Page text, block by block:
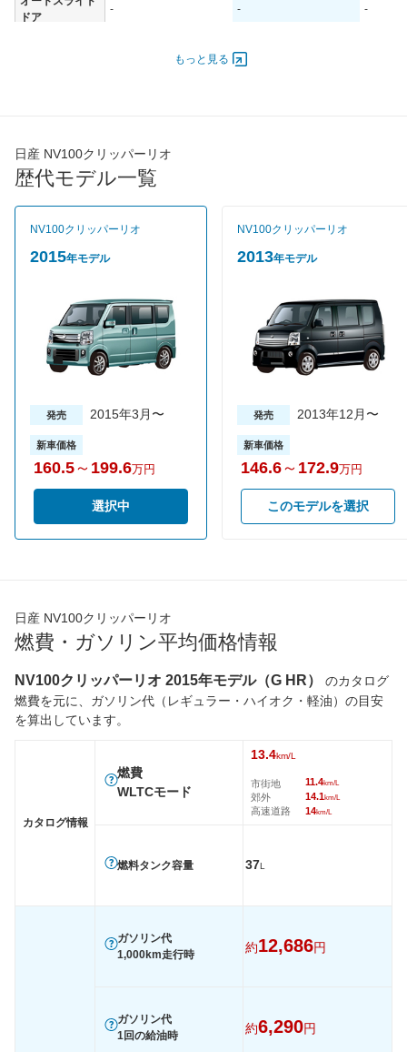
ドア
- - -
47.00 [64]/ 6,000 47.00 [64]/ 6,000
タイヤサイズ
(前)
165/60R14 75H
(後)
燃費
WLTCモード(市
- -
WLTCモード(郊
- -
速道路)
1015モード -
装備オプション 装備詳細を見る 装備詳細を見る 装
もっと見る
日産 NV100クリッパーリオ
歴代モデル一覧
NV100クリッパーリオ
2015年モデル
発売 2015年3月〜
新車価格
160.5～ 199.6万円
選択中
NV100クリッパーリオ
2013年モデル
発売 2013年12月〜
新車価格
146.6～ 172.9万円
このモデルを選択
日産 NV100クリッパーリオ
燃費・ガソリン平均価格情報
NV100クリッパーリオ 2015年モデル（G HR）
のカタログ
燃費を元に、ガソリン代（レギュラー・ハイオク・軽油）の目安
を算出しています。
カタログ情報
燃費
WLTCモード
13.4km/L
市街地
郊外
高速道路
11.4km/L
14.1km/L
14km/L
燃料タンク容量 37L
ガソリン代
1,000km走行時
約12,686円
ガソリン代
1回の給油時
約6,290円